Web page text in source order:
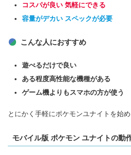
コスパが良い 気軽にできる
容量がデカい スペックが必要
こんな人におすすめ
遊べるだけで良い
ある程度高性能な機種がある
ゲーム機よりもスマホの方が使う
とにかく手軽にポケモンユナイトを始
モバイル版 ポケモン ユナイトの動